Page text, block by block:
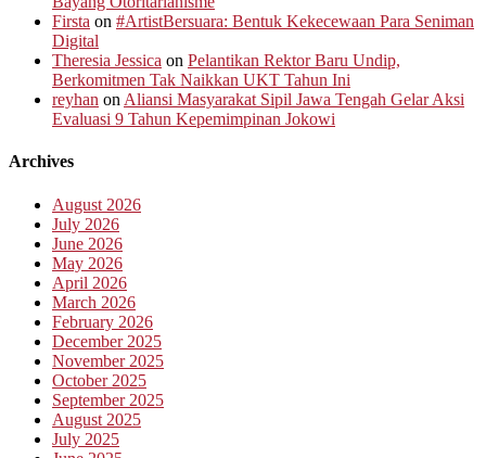
Firsta on #ArtistBersuara: Bentuk Kekecewaan Para Seniman
Digital
Theresia Jessica on Pelantikan Rektor Baru Undip,
Berkomitmen Tak Naikkan UKT Tahun Ini
reyhan on Aliansi Masyarakat Sipil Jawa Tengah Gelar Aksi
Evaluasi 9 Tahun Kepemimpinan Jokowi
Archives
August 2026
July 2026
June 2026
May 2026
April 2026
March 2026
February 2026
December 2025
November 2025
October 2025
September 2025
August 2025
July 2025